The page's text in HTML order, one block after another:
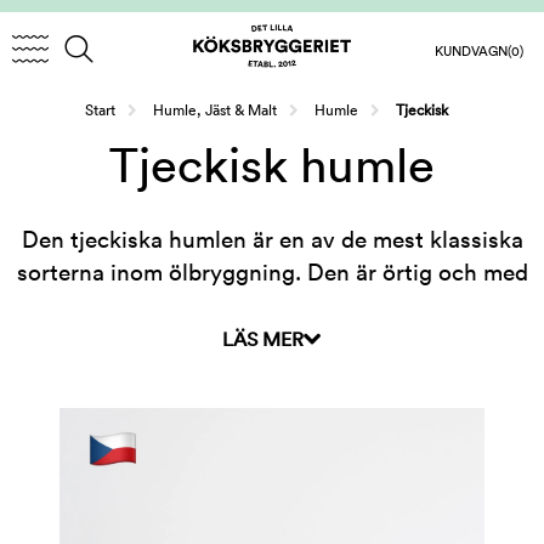
KUNDVAGN(0)
Start Humle, Jäst & Malt Humle Tjeckisk
Tjeckisk humle
Den tjeckiska humlen är en av de mest klassiska
sorterna inom ölbryggning. Den är örtig och med
lageröl.
Världens bästa humlesorter för hembryggning
samlade på en site! Här hittar du humlen som de
bästa bryggerierna använder – färsk humle i
LÄS MER